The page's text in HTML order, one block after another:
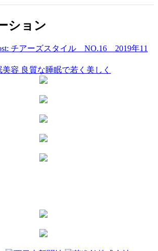
ション
チアーズスタイル NO.16 2019年11
美容 良質な睡眠で若く美しく